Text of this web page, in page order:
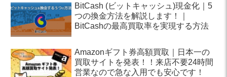
BitCash (ビットキャッシュ)現金化｜5
つの換金方法を解説します！｜
BitCashの最高買取率を実現する方法
Amazonギフト券高額買取｜日本一の
買取サイトを発表！！来店不要24時間
営業なので急な入用でも安心です！